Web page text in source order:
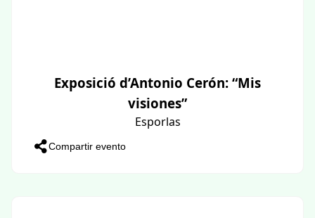
Exposició d’Antonio Cerón: “Mis
visiones”
Esporlas
Compartir evento